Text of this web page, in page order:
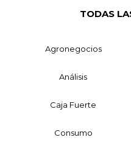
TODAS
Agronegocios
Análisis
Caja Fuerte
Consumo